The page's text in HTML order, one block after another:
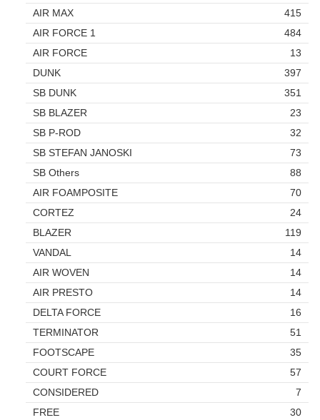
AIR MAX
415
AIR FORCE 1
484
AIR FORCE
13
DUNK
397
SB DUNK
351
SB BLAZER
23
SB P-ROD
32
SB STEFAN JANOSKI
73
SB Others
88
AIR FOAMPOSITE
70
CORTEZ
24
BLAZER
119
VANDAL
14
AIR WOVEN
14
AIR PRESTO
14
DELTA FORCE
16
TERMINATOR
51
FOOTSCAPE
35
COURT FORCE
57
CONSIDERED
7
FREE
30